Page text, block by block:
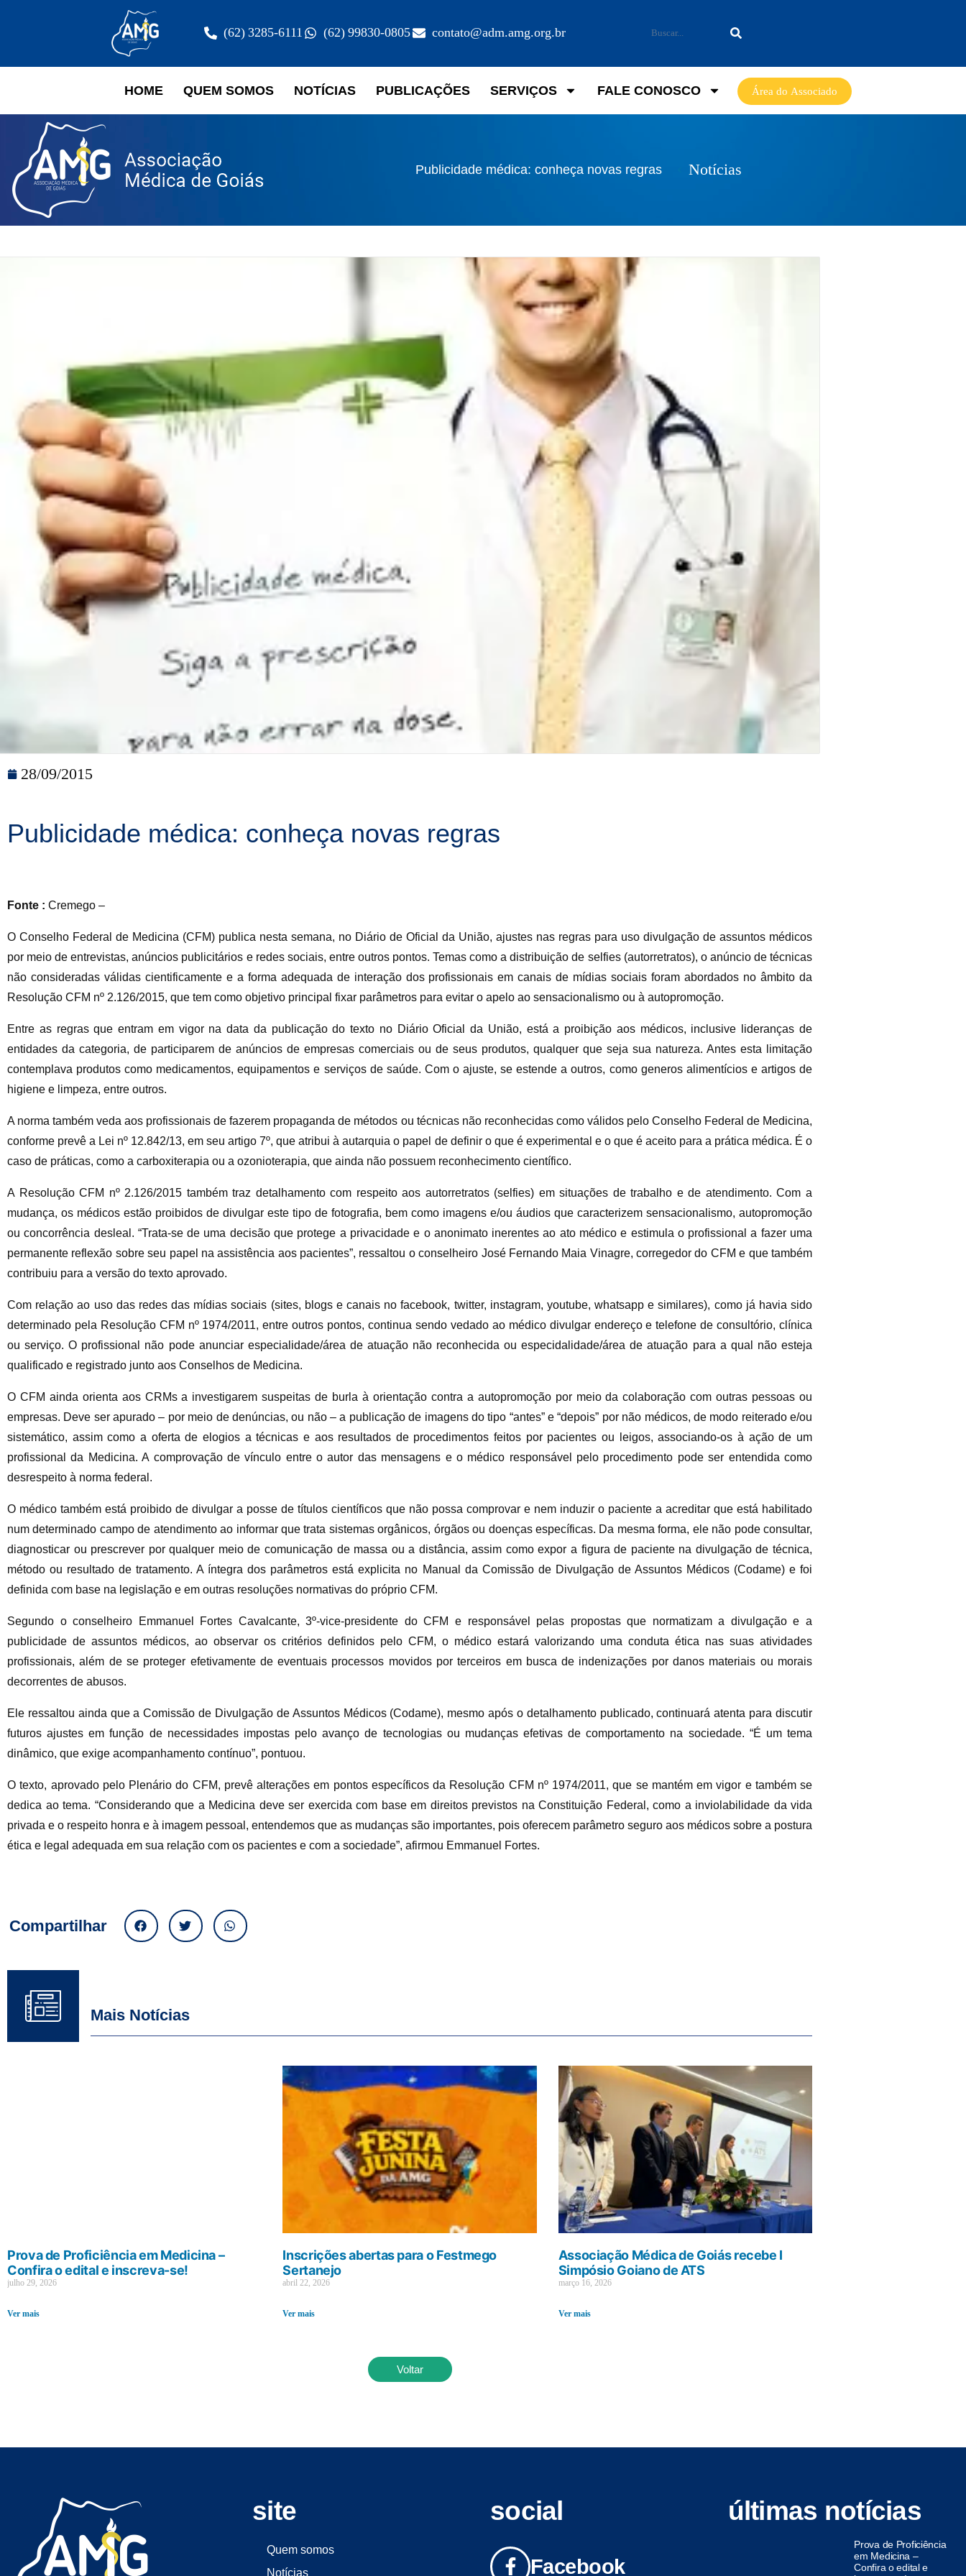
(62) 3285-6111 (62) 99830-0805 contato@adm.amg.org.br
HOME QUEM SOMOS NOTÍCIAS PUBLICAÇÕES SERVIÇOS FALE CONOSCO Área do Associado
Publicidade médica: conheça novas regras Notícias
28/09/2015
Publicidade médica: conheça novas regras
Fonte : Cremego –
O Conselho Federal de Medicina (CFM) publica nesta semana, no Diário de Oficial da União, ajustes nas regras para uso divulgação de assuntos médicos
por meio de entrevistas, anúncios publicitários e redes sociais, entre outros pontos. Temas como a distribuição de selfies (autorretratos), o anúncio de técnicas
não consideradas válidas cientificamente e a forma adequada de interação dos profissionais em canais de mídias sociais foram abordados no âmbito da
Resolução CFM nº 2.126/2015, que tem como objetivo principal fixar parâmetros para evitar o apelo ao sensacionalismo ou à autopromoção.
Entre as regras que entram em vigor na data da publicação do texto no Diário Oficial da União, está a proibição aos médicos, inclusive lideranças de
entidades da categoria, de participarem de anúncios de empresas comerciais ou de seus produtos, qualquer que seja sua natureza. Antes esta limitação
contemplava produtos como medicamentos, equipamentos e serviços de saúde. Com o ajuste, se estende a outros, como generos alimentícios e artigos de
higiene e limpeza, entre outros.
A norma também veda aos profissionais de fazerem propaganda de métodos ou técnicas não reconhecidas como válidos pelo Conselho Federal de Medicina,
conforme prevê a Lei nº 12.842/13, em seu artigo 7º, que atribui à autarquia o papel de definir o que é experimental e o que é aceito para a prática médica. É o
caso de práticas, como a carboxiterapia ou a ozonioterapia, que ainda não possuem reconhecimento científico.
A Resolução CFM nº 2.126/2015 também traz detalhamento com respeito aos autorretratos (selfies) em situações de trabalho e de atendimento. Com a
mudança, os médicos estão proibidos de divulgar este tipo de fotografia, bem como imagens e/ou áudios que caracterizem sensacionalismo, autopromoção
ou concorrência desleal. “Trata-se de uma decisão que protege a privacidade e o anonimato inerentes ao ato médico e estimula o profissional a fazer uma
permanente reflexão sobre seu papel na assistência aos pacientes”, ressaltou o conselheiro José Fernando Maia Vinagre, corregedor do CFM e que também
contribuiu para a versão do texto aprovado.
Com relação ao uso das redes das mídias sociais (sites, blogs e canais no facebook, twitter, instagram, youtube, whatsapp e similares), como já havia sido
determinado pela Resolução CFM nº 1974/2011, entre outros pontos, continua sendo vedado ao médico divulgar endereço e telefone de consultório, clínica
ou serviço. O profissional não pode anunciar especialidade/área de atuação não reconhecida ou especidalidade/área de atuação para a qual não esteja
qualificado e registrado junto aos Conselhos de Medicina.
O CFM ainda orienta aos CRMs a investigarem suspeitas de burla à orientação contra a autopromoção por meio da colaboração com outras pessoas ou
empresas. Deve ser apurado – por meio de denúncias, ou não – a publicação de imagens do tipo “antes” e “depois” por não médicos, de modo reiterado e/ou
sistemático, assim como a oferta de elogios a técnicas e aos resultados de procedimentos feitos por pacientes ou leigos, associando-os à ação de um
profissional da Medicina. A comprovação de vínculo entre o autor das mensagens e o médico responsável pelo procedimento pode ser entendida como
desrespeito à norma federal.
O médico também está proibido de divulgar a posse de títulos científicos que não possa comprovar e nem induzir o paciente a acreditar que está habilitado
num determinado campo de atendimento ao informar que trata sistemas orgânicos, órgãos ou doenças específicas. Da mesma forma, ele não pode consultar,
diagnosticar ou prescrever por qualquer meio de comunicação de massa ou a distância, assim como expor a figura de paciente na divulgação de técnica,
método ou resultado de tratamento. A íntegra dos parâmetros está explicita no Manual da Comissão de Divulgação de Assuntos Médicos (Codame) e foi
definida com base na legislação e em outras resoluções normativas do próprio CFM.
Segundo o conselheiro Emmanuel Fortes Cavalcante, 3º-vice-presidente do CFM e responsável pelas propostas que normatizam a divulgação e a
publicidade de assuntos médicos, ao observar os critérios definidos pelo CFM, o médico estará valorizando uma conduta ética nas suas atividades
profissionais, além de se proteger efetivamente de eventuais processos movidos por terceiros em busca de indenizações por danos materiais ou morais
decorrentes de abusos.
Ele ressaltou ainda que a Comissão de Divulgação de Assuntos Médicos (Codame), mesmo após o detalhamento publicado, continuará atenta para discutir
futuros ajustes em função de necessidades impostas pelo avanço de tecnologias ou mudanças efetivas de comportamento na sociedade. “É um tema
dinâmico, que exige acompanhamento contínuo”, pontuou.
O texto, aprovado pelo Plenário do CFM, prevê alterações em pontos específicos da Resolução CFM nº 1974/2011, que se mantém em vigor e também se
dedica ao tema. “Considerando que a Medicina deve ser exercida com base em direitos previstos na Constituição Federal, como a inviolabilidade da vida
privada e o respeito honra e à imagem pessoal, entendemos que as mudanças são importantes, pois oferecem parâmetro seguro aos médicos sobre a postura
ética e legal adequada em sua relação com os pacientes e com a sociedade”, afirmou Emmanuel Fortes.
Compartilhar
Mais Notícias
Prova de Proficiência em Medicina –
Confira o edital e inscreva-se!
julho 29, 2026
Ver mais
Inscrições abertas para o Festmego
Sertanejo
abril 22, 2026
Ver mais
Associação Médica de Goiás recebe I
Simpósio Goiano de ATS
março 16, 2026
Ver mais
Voltar
site
Quem somos
Notícias
social
Facebook
últimas notícias
Prova de Proficiência
em Medicina –
Confira o edital e